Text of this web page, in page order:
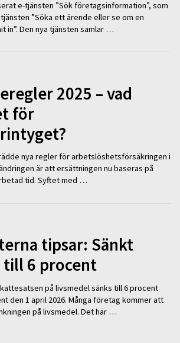
e-tjänsten ”Sök företagsinformation”, som
”Söka ett ärende eller se om en
in”. Den nya tjänsten samlar …
2025 – vad
för
nya regler för arbetslöshetsförsäkringen i
är att ersättningen nu baseras på
tid. Syftet med …
tipsar: Sänkt
6 procent
på livsmedel sänks till 6 procent
den 1 april 2026. Många företag kommer att
på livsmedel. Det här …